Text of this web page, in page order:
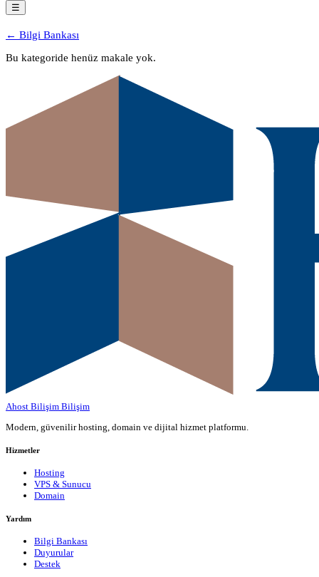
☰
← Bilgi Bankası
Bu kategoride henüz makale yok.
Ahost Bilişim Bilişim
Modern, güvenilir hosting, domain ve dijital hizmet platformu.
Hizmetler
Hosting
VPS & Sunucu
Domain
Yardım
Bilgi Bankası
Duyurular
Destek